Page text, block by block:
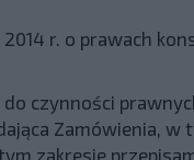
r. o prawach
czynności
Zamówienia,
zakresie